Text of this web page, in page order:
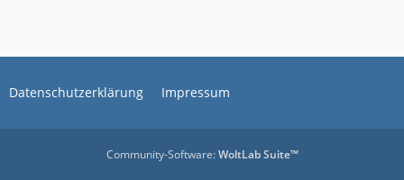
Datenschutzerklärung Impressum
Community-Software:WoltLab Suite™